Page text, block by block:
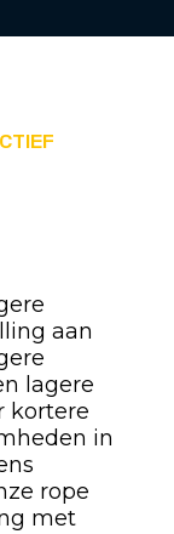
aan
lagere
kortere
in
rope
met